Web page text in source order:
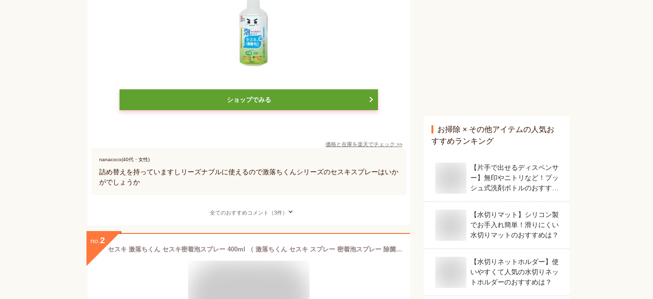
ショップでみる
価格と在庫を楽天でチェック >>
nanacoco(40代・女性)
詰め替えを持っていますしリーズナブルに使えるので激落ちくんシリーズのセスキスプレーはいか
がでしょうか
全てのおすすめコメント（3件）
no. 2
セスキ 激落ちくん セスキ密着泡スプレー 400ml （ 激落ちくん セスキ スプレー 密着泡スプレー 除菌 消臭 キッチン 洗面所 掃除 レンジ 壁 汚れ 洗面台 油汚れ クリーナー 棚 窓 冷蔵庫 臭い におい 雑菌 レンジフード コンロ ） 【3980円以上送料無料】
お掃除 × その他アイテムの人気お
すすめランキング
【片手で出せるディスペンサ
ー】無印やニトリなど！プッ
シュ式洗剤ボトルのおすすめ
【水切りマット】シリコン製
でお手入れ簡単！滑りにくい
水切りマットのおすすめは？
【水切りネットホルダー】使
いやすくて人気の水切りネッ
トホルダーのおすすめは？